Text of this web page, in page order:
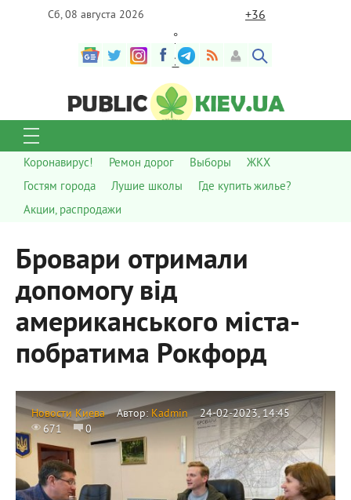
Сб, 08 августа 2026 +36
°
C
Коронавирус! Ремон дорог Выборы
ЖКХ
Гостям города
Лушие школы
Где купить жилье?
Акции, распродажи
Бровари отримали
допомогу від
американського міста-
побратима Рокфорд
Новости Киева Автор: Kadmin
24-02-2023, 14:45
671
0